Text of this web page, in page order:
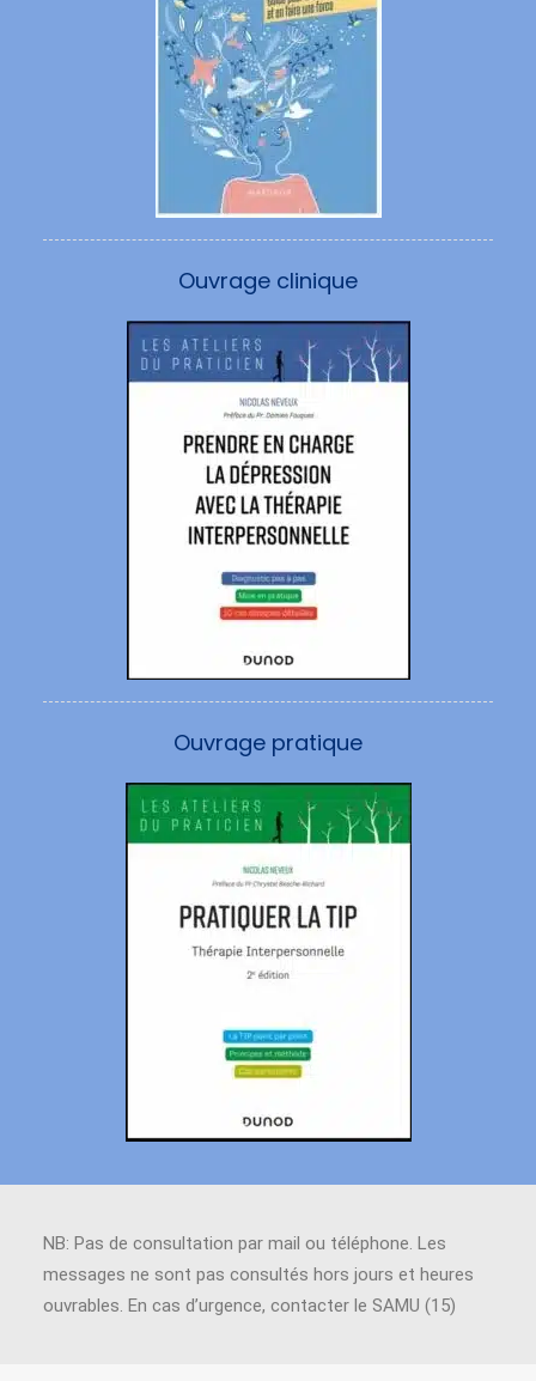
Ouvrage clinique
Ouvrage pratique
NB: Pas de consultation par mail ou téléphone. Les
messages ne sont pas consultés hors jours et heures
ouvrables. En cas d’urgence, contacter le SAMU (15)